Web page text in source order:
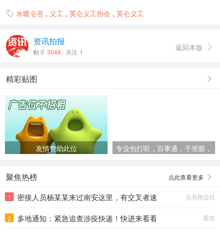
 水暖仑苍 , 义工 , 英仑义工协会 , 英仑义工
资讯拍报
帖子 3048 关注 1 返回本版 
精彩贴图
友情赞助此位
专业包打听，百事通，千里眼，
聚焦热榜 点此查看更多
1
密接人员杨某某来过南安这里，有交叉者速
仑苍路边社
2
多地通知：紧急追查涉疫快递！快进来看看
匿名